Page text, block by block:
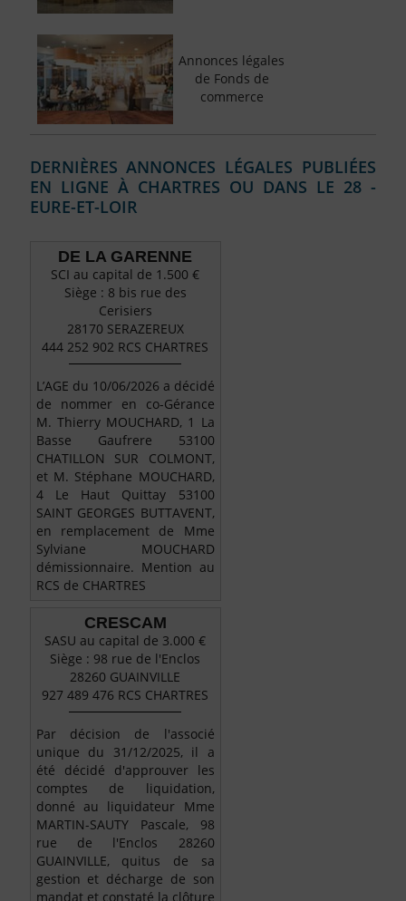
Annonces légales
de Fonds de
commerce
DERNIÈRES ANNONCES LÉGALES PUBLIÉES
EN LIGNE À CHARTRES OU DANS LE 28 -
EURE-ET-LOIR
DE LA GARENNE
SCI au capital de 1.500 €
Siège : 8 bis rue des
Cerisiers
28170 SERAZEREUX
444 252 902 RCS CHARTRES
L’AGE du 10/06/2026 a décidé
de nommer en co-Gérance
M. Thierry MOUCHARD, 1 La
Basse Gaufrere 53100
CHATILLON SUR COLMONT,
et M. Stéphane MOUCHARD,
4 Le Haut Quittay 53100
SAINT GEORGES BUTTAVENT,
en remplacement de Mme
Sylviane MOUCHARD
démissionnaire. Mention au
RCS de CHARTRES
CRESCAM
SASU au capital de 3.000 €
Siège : 98 rue de l'Enclos
28260 GUAINVILLE
927 489 476 RCS CHARTRES
Par décision de l'associé
unique du 31/12/2025, il a
été décidé d'approuver les
comptes de liquidation,
donné au liquidateur Mme
MARTIN-SAUTY Pascale, 98
rue de l'Enclos 28260
GUAINVILLE, quitus de sa
gestion et décharge de son
mandat et constaté la clôture